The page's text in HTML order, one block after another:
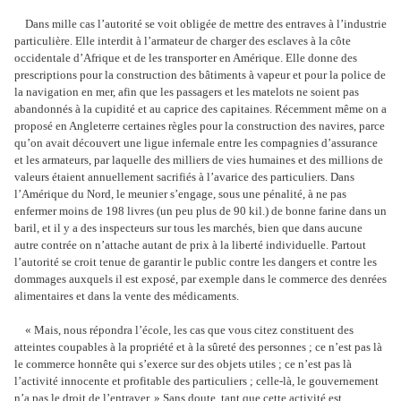
Dans mille cas l’autorité se voit obligée de mettre des entraves à l’industrie
particulière. Elle interdit à l’armateur de charger des esclaves à la côte
occidentale d’Afrique et de les transporter en Amérique. Elle donne des
prescriptions pour la construction des bâtiments à vapeur et pour la police de
la navigation en mer, afin que les passagers et les matelots ne soient pas
abandonnés à la cupidité et au caprice des capitaines. Récemment même on a
proposé en Angleterre certaines règles pour la construction des navires, parce
qu’on avait découvert une ligue infernale entre les compagnies d’assurance
et les armateurs, par laquelle des milliers de vies humaines et des millions de
valeurs étaient annuellement sacrifiés à l’avarice des particuliers. Dans
l’Amérique du Nord, le meunier s’engage, sous une pénalité, à ne pas
enfermer moins de 198 livres (un peu plus de 90 kil.) de bonne farine dans un
baril, et il y a des inspecteurs sur tous les marchés, bien que dans aucune
autre contrée on n’attache autant de prix à la liberté individuelle. Partout
l’autorité se croit tenue de garantir le public contre les dangers et contre les
dommages auxquels il est exposé, par exemple dans le commerce des denrées
alimentaires et dans la vente des médicaments.
« Mais, nous répondra l’école, les cas que vous citez constituent des
atteintes coupables à la propriété et à la sûreté des personnes ; ce n’est pas là
le commerce honnête qui s’exerce sur des objets utiles ; ce n’est pas là
l’activité innocente et profitable des particuliers ; celle-là, le gouvernement
n’a pas le droit de l’entraver. » Sans doute, tant que cette activité est